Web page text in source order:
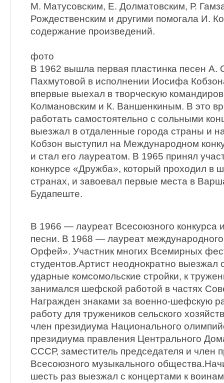
М. Матусовским, Е. Долматовским, Р.
Рождественским и другими помогала И.
содержание произведений.
фото
В 1962 вышла первая пластинка песен А.
Пахмутовой в исполнении Иосифа
впервые выехал в творческую
Колмановским и К. Ваншенкиным. В это
работать самостоятельно с сольными
выезжал в отдаленные города страны и
Кобзон выступил на Международном
и стал его лауреатом. В 1965 принял
конкурсе «Дружба», который проходил в
странах, и завоевал первые места в
Будапеште.
В 1966 — лауреат Всесоюзного конкурса
песни. В 1968 — лауреат международного
Орфей». Участник многих Всемирных
студентов.Артист неоднократно выезжал
ударные комсомольские стройки, к
занимался шефской работой в частях
Награжден знаками за военно-шефскую
работу для тружеников сельского
член президиума Национального
президиума правления Центрального
СССР, заместитель председателя и член
Всесоюзного музыкального
шесть раз выезжал с концертами к